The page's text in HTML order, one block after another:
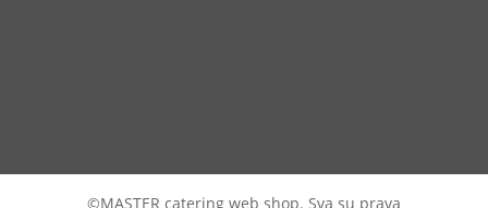
©MASTER catering web shop. Sva su prava